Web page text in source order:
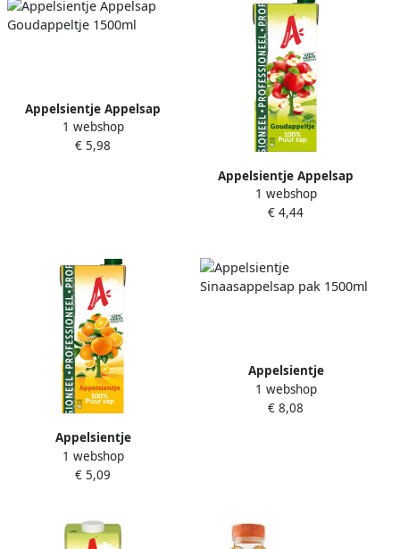
Appelsientje Appelsap
Goudappeltje 1500ml
1 webshop
€ 5,98
Appelsientje Appelsap
Goudappeltje 1500ml
1 webshop
€ 4,44
Appelsientje
Sinaasappelsap pak 1500ml
1 webshop
€ 5,09
Appelsientje
Sinaasappelsap pak 1500ml
1 webshop
€ 8,08